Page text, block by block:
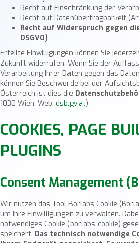
Recht auf Einschränkung der
Recht auf Datenübertragbarkeit
Recht auf Widerspruch gegen
DSGVO)
Erteilte Einwilligungen können Sie
Zukunft widerrufen. Wenn Sie der
Verarbeitung Ihrer Daten gegen das
können Sie Beschwerde bei der
Österreich ist dies die
1030 Wien, Web: dsb.gv.at).
COOKIES, PAGE
PLUGINS
Consent Management
Wir nutzen das Tool Borlabs Cookie
um Ihre Einwilligungen zu verwalten.
notwendiges Cookie (borlabs-cookie)
speichert. Das technisch notwendige